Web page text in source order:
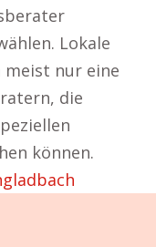
Lokale
nur eine
die
können.